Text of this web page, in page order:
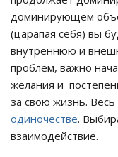
доминирующем
(царапая себя) вы
внутреннюю и
проблем, важно
желания и
за свою жизнь. Весь
одиночестве.
взаимодействие.